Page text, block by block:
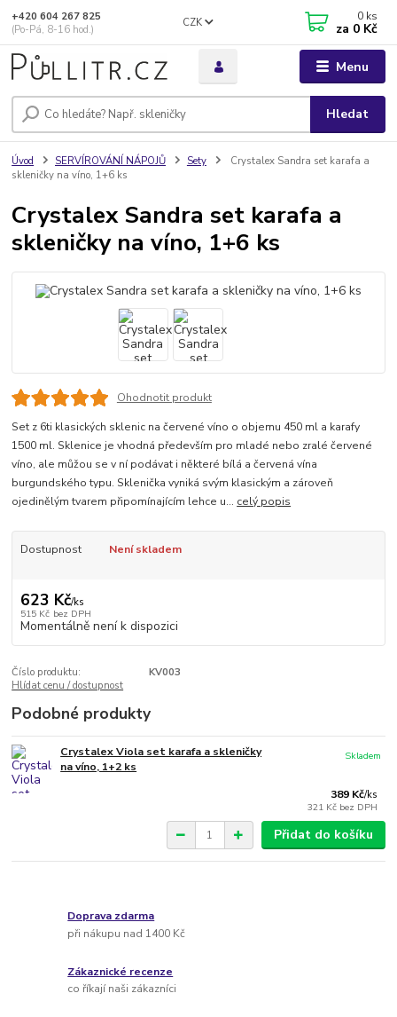
Menu
CZK
Hledat
+420 604 267 825
(Po-Pá, 8-16 hod.)
0 ks
za 0 Kč
Úvod SERVÍROVÁNÍ NÁPOJŮ Sety
Crystalex Sandra set karafa a
skleničky na víno, 1+6 ks
Crystalex Sandra set karafa a
skleničky na víno, 1+6 ks
Ohodnotit produkt
Set z 6ti klasických sklenic na červené víno o objemu 450 ml a karafy
1500 ml. Sklenice je vhodná především pro mladé nebo zralé červené
víno, ale můžou se v ní podávat i některé bílá a červená vína
burgundského typu. Sklenička vyniká svým klasickým a zároveň
ojedinělým tvarem připomínajícím lehce u... celý popis
Dostupnost Není skladem
623 Kč/ks
515 Kč bez DPH
Momentálně není k dispozici
Číslo produktu:
KV003
Hlídat cenu / dostupnost
Podobné produkty
Crystalex Viola set karafa a skleničky
na víno, 1+2 ks
389 Kč/ks
321 Kč bez DPH
Skladem
Přidat do košíku
Doprava zdarma
při nákupu nad 1400 Kč
Zákaznické recenze
co říkají naši zákazníci